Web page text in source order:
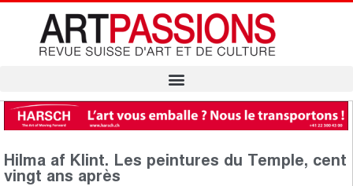
Hilma af Klint. Les peintures du Temple, cent
vingt ans après